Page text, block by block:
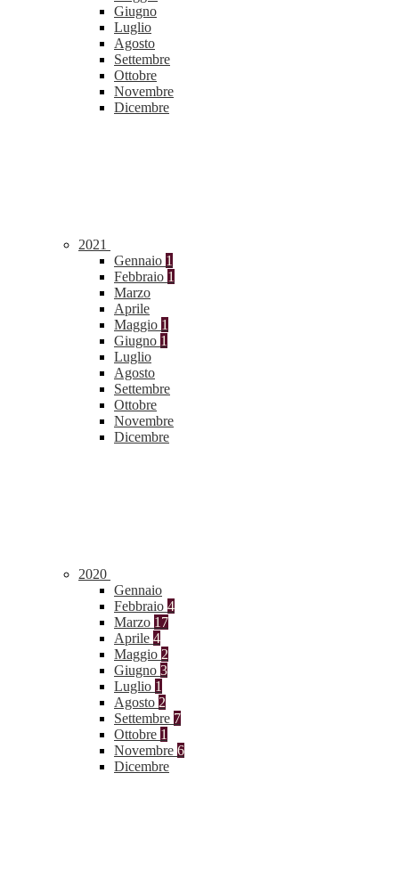
Giugno
Luglio
Agosto
Settembre
Ottobre
Novembre
Dicembre
2021
Gennaio 1
Febbraio 1
Marzo
Aprile
Maggio 1
Giugno 1
Luglio
Agosto
Settembre
Ottobre
Novembre
Dicembre
2020
Gennaio
Febbraio 4
Marzo 17
Aprile 4
Maggio 2
Giugno 3
Luglio 1
Agosto 2
Settembre 7
Ottobre 1
Novembre 6
Dicembre